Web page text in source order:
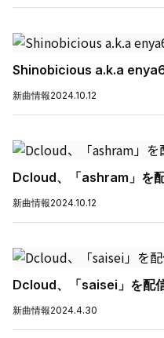
Shinobicious a.k.a
新曲情報2024.10.12
Dcloud、「ashram」を
新曲情報2024.10.12
Dcloud、「saisei」を配
新曲情報2024.4.30